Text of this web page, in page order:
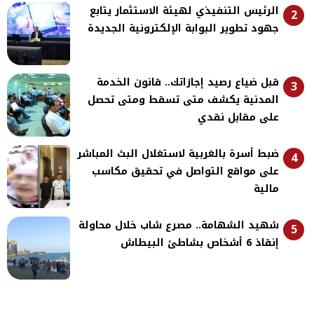
2
الرئيس التنفيذي لهيئة الاستثمار يتابع
جهود تطوير البوابة الإلكترونية الجديدة
3
قبل ضياع رصيد إجازاتك.. قانون الخدمة
المدنية يكشف متى تسقط ومتى تحصل
على مقابل نقدي
4
ضبط أسرة بالغربية لاستغلال البث المباشر
على مواقع التواصل في تحقيق مكاسب
مالية
5
شهيد الشهامة.. مصرع شاب خلال محاولة
إنقاذ 6 أشخاص بشاطئ البيطاش